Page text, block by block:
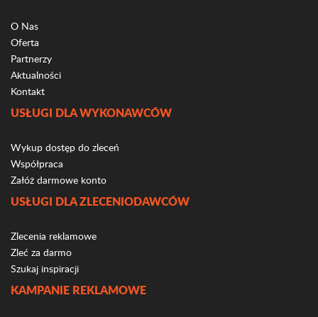
O Nas
Oferta
Partnerzy
Aktualności
Kontakt
USŁUGI DLA WYKONAWCÓW
Wykup dostęp do zleceń
Współpraca
Załóż darmowe konto
USŁUGI DLA ZLECENIODAWCÓW
Zlecenia reklamowe
Zleć za darmo
Szukaj inspiracji
KAMPANIE REKLAMOWE